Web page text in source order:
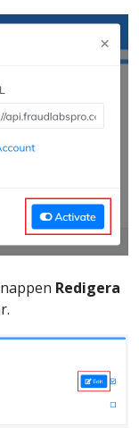
Redigera